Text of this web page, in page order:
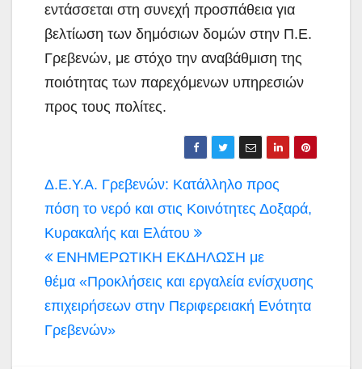
εντάσσεται στη συνεχή προσπάθεια για
βελτίωση των δημόσιων δομών στην Π.Ε.
Γρεβενών, με στόχο την αναβάθμιση της
ποιότητας των παρεχόμενων υπηρεσιών
προς τους πολίτες.
Πλοήγηση
άρθρων
Δ.Ε.Υ.Α. Γρεβενών: Κατάλληλο προς
πόση το νερό και στις Κοινότητες Δοξαρά,
Κυρακαλής και Ελάτου
ΕΝΗΜΕΡΩΤΙΚΗ ΕΚΔΗΛΩΣΗ με
θέμα «Προκλήσεις και εργαλεία ενίσχυσης
επιχειρήσεων στην Περιφερειακή Ενότητα
Γρεβενών»